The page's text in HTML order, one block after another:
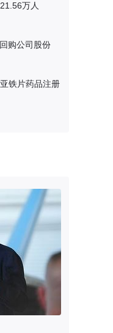
万人
购公司股份
铁片药品注册